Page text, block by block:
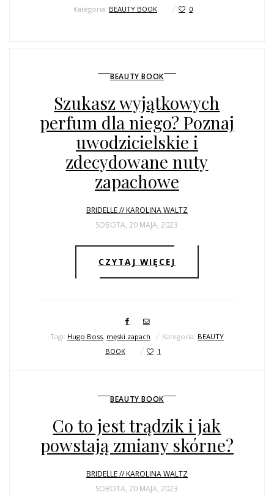
Kategoria: BEAUTY BOOK 0
BEAUTY BOOK
Szukasz wyjątkowych
perfum dla niego? Poznaj
uwodzicielskie i
zdecydowane nuty
zapachowe
BRIDELLE // KAROLINA WALTZ
SOBOTA, 20 MAJA, 2023
CZYTAJ WIĘCEJ
Tagi: Hugo Boss, męski zapach Kategoria: BEAUTY
BOOK
1
BEAUTY BOOK
Co to jest trądzik i jak
powstają zmiany skórne?
BRIDELLE // KAROLINA WALTZ
SOBOTA, 20 MAJA, 2023